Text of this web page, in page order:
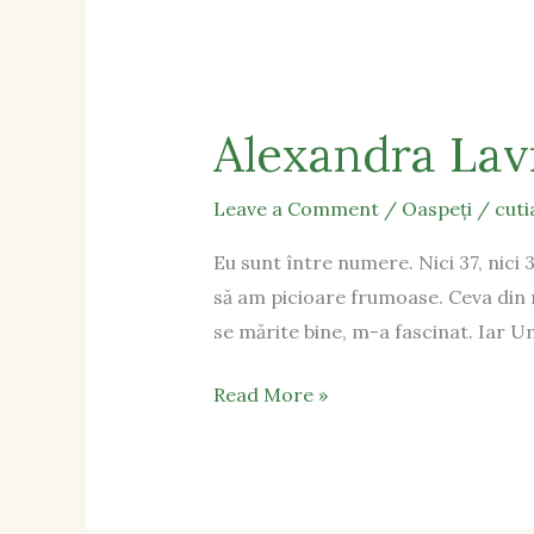
Alexandra
Leave a Comment / Oaspeți /
Eu sunt între numere. Nici 37,
să am picioare frumoase. Ceva
se mărite bine, m-a fascinat. Iar
Read More »